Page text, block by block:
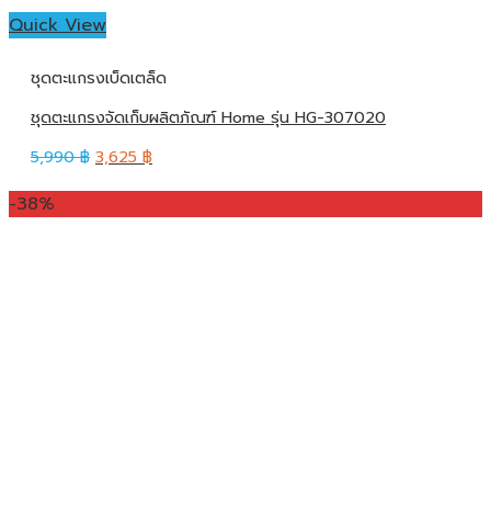
Quick View
ชุดตะแกรงเบ็ดเตล็ด
ชุดตะแกรงจัดเก็บผลิตภัณฑ์ Home รุ่น HG-307020
5,990฿ 3,625 ฿
-38%